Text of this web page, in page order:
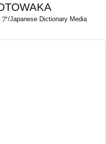
/Japanese Dictionary Media